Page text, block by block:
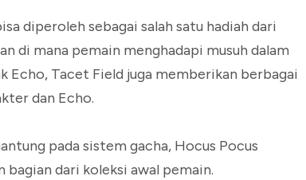
diperoleh sebagai salah satu hadiah dari
di mana pemain menghadapi musuh dalam
Tacet Field juga memberikan berbagai
dan Echo.
pada sistem gacha, Hocus Pocus
bagian dari koleksi awal pemain.